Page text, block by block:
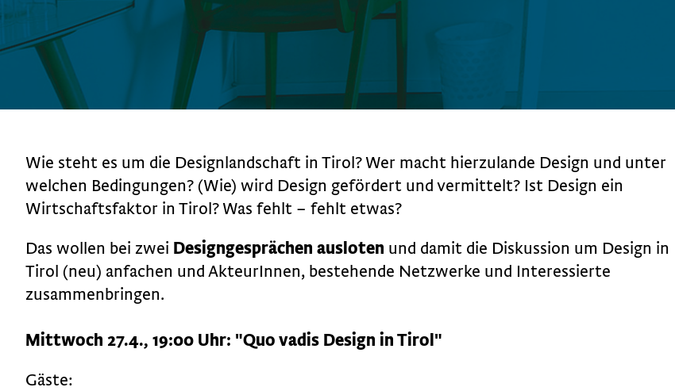
Wie steht es um die Designlandschaft in Tirol? Wer macht hierzulande Design und unter
welchen Bedingungen? (Wie) wird Design gefördert und vermittelt? Ist Design ein
Wirtschaftsfaktor in Tirol? Was fehlt – fehlt etwas?
Das wollen bei zwei Designgesprächen ausloten und damit die Diskussion um Design in
Tirol (neu) anfachen und AkteurInnen, bestehende Netzwerke und Interessierte
zusammenbringen.
Mittwoch 27.4., 19:00 Uhr: "Quo vadis Design in Tirol"
Gäste: